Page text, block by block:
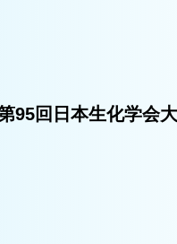
95回日本生化学会